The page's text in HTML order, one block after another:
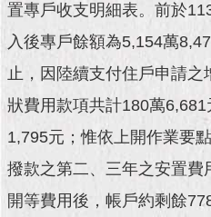
動
題
館
民
互
動
置專戶收支明細表。前於
入後專戶餘額為5,154萬
止，因陸續支付住戶申請之
狀費用款項共計180萬
1,795元；惟依上開作業要
撥款之第二、三年之安置費
開等費用後，帳戶約剩餘